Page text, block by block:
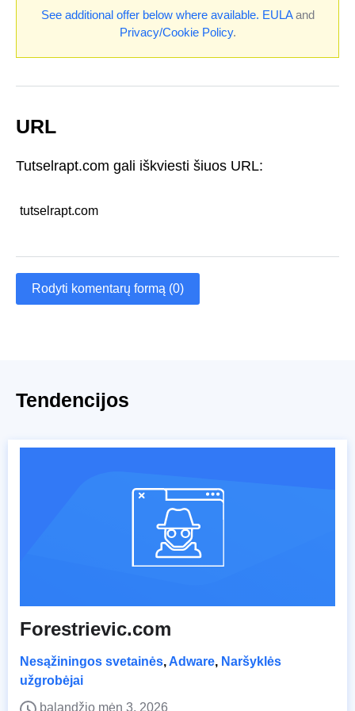
See additional offer below where available. EULAand
Privacy/Cookie Policy.
URL
Tutselrapt.com gali iškviesti šiuos URL:
tutselrapt.com
Rodyti komentarų formą (0)
Tendencijos
Forestrievic.com
Nesąžiningos svetainės, Adware, Naršyklės
užgrobėjai
balandžio mėn 3, 2026